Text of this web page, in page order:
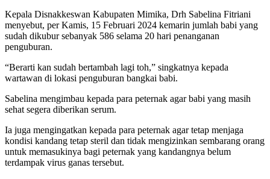
Kepala Disnakkeswan Kabupaten Mimika, Drh Sabelina Fitriani
menyebut, per Kamis, 15 Februari 2024 kemarin jumlah babi yang
sudah dikubur sebanyak 586 selama 20 hari penanganan
penguburan.
“Berarti kan sudah bertambah lagi toh,” singkatnya kepada
wartawan di lokasi penguburan bangkai babi.
Sabelina mengimbau kepada para peternak agar babi yang masih
sehat segera diberikan serum.
Ia juga mengingatkan kepada para peternak agar tetap menjaga
kondisi kandang tetap steril dan tidak mengizinkan sembarang orang
untuk memasukinya bagi peternak yang kandangnya belum
terdampak virus ganas tersebut.